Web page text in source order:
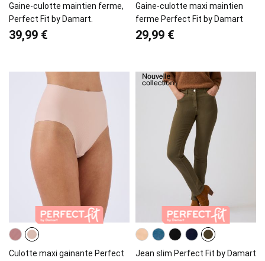
Gaine-culotte maintien ferme,
Perfect Fit by Damart.
39,99 €
Gaine-culotte maxi maintien
ferme Perfect Fit by Damart
29,99 €
Culotte maxi gainante Perfect
Jean slim Perfect Fit by Damart